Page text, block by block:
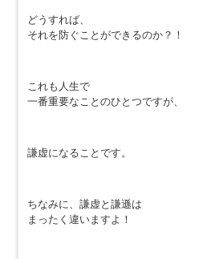
どうすれば、
それを防ぐことができるのか？！
これも人生で
一番重要なことのひとつですが、
謙虚になることです。
ちなみに、謙虚と謙遜は
まったく違いますよ！